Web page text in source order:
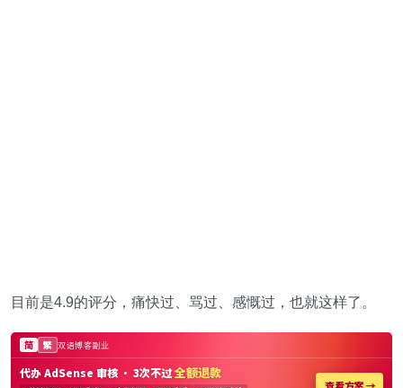
目前是4.9的评分，痛快过、骂过、感慨过，也就这样了。